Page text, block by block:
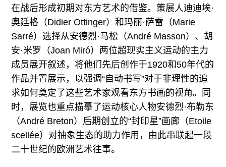
在战后形成初期对东方艺术的借鉴。策展人迪迪埃·
奥廷格（Didier Ottinger）和玛丽·萨雷（Marie
Sarré）选择从安德烈·马松（André Masson）、胡
安·米罗（Joan Miró）两位超现实主义运动的主力
成员展开叙述，将他们先后创作于1920和50年代的
作品并置展示，以强调“自动书写”对于非理性的追
求如何奠定了这些艺术家观看东方书画的视角。同
时，展览也重点描摹了运动核心人物安德烈·布勒东
（André Breton）后期创立的“封印星”画廊（Etoile
scellée）对抽象生态的助力作用，由此串联起一段
二十世纪的欧洲艺术往事。